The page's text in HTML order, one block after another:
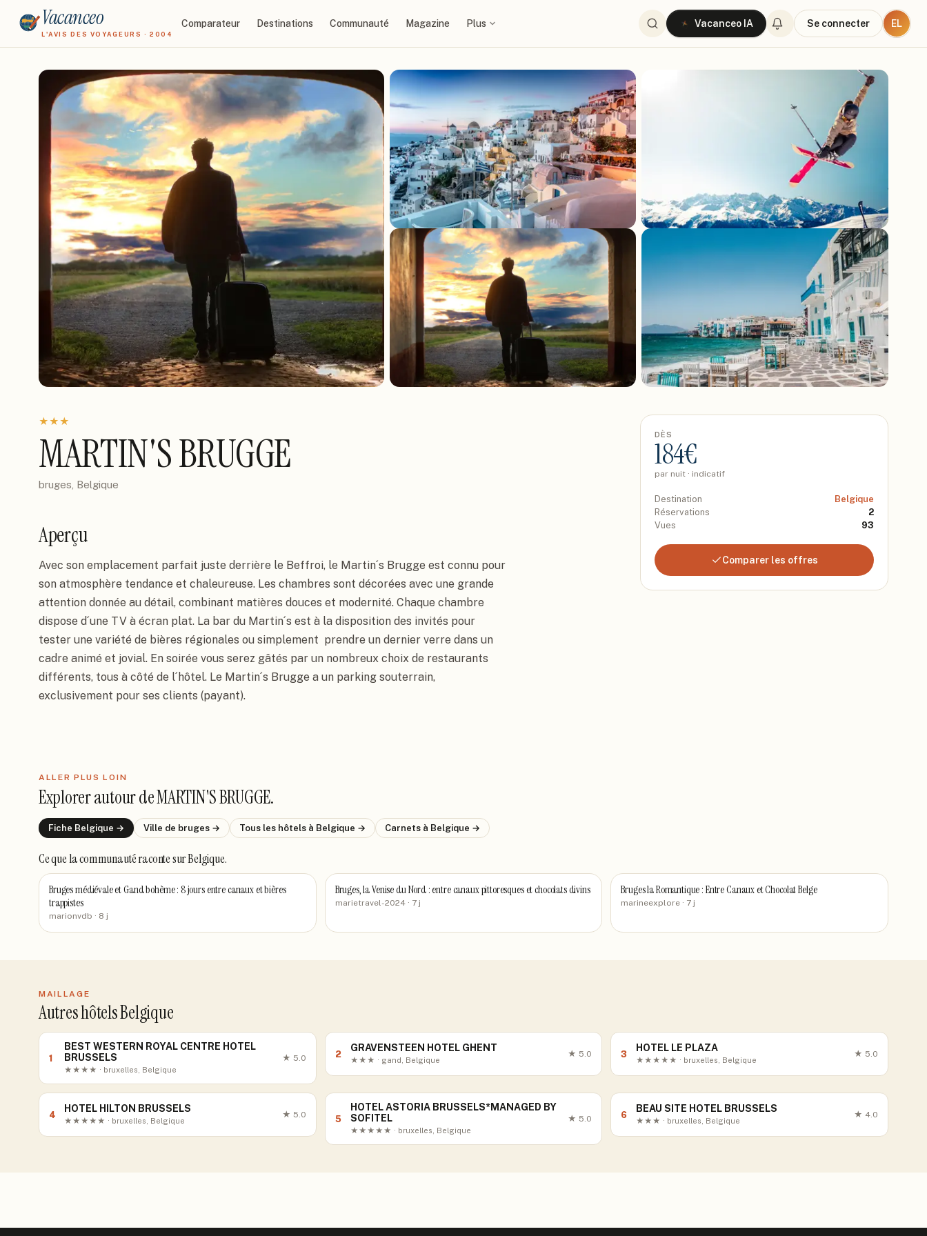
Vacanceo
L'AVIS DES VOYAGEURS · 2004
Comparateur Destinations Communauté Magazine Plus Vacanceo IA Se connecter EL
★★★
MARTIN'S BRUGGE
bruges, Belgique
Aperçu
Avec son emplacement parfait juste derrière le Beffroi, le Martin´s Brugge est connu pour
son atmosphère tendance et chaleureuse. Les chambres sont décorées avec une grande
attention donnée au détail, combinant matières douces et modernité. Chaque chambre
dispose d´une TV à écran plat. La bar du Martin´s est à la disposition des invités pour
tester une variété de bières régionales ou simplement  prendre un dernier verre dans un
cadre animé et jovial. En soirée vous serez gâtés par un nombreux choix de restaurants
différents, tous à côté de l´hôtel. Le Martin´s Brugge a un parking souterrain,
exclusivement pour ses clients (payant).
DÈS
184€
par nuit · indicatif
Destination
Belgique
Réservations
2
Vues
93
Comparer les offres
ALLER PLUS LOIN
Explorer autour deMARTIN'S BRUGGE.
Fiche Belgique → Ville de bruges → Tous les hôtels à Belgique → Carnets à Belgique →
Ce que la communauté racontesur Belgique.
Bruges médiévale et Gand bohème : 8 jours entre canaux et bières
trappistes
marionvdb · 8 j
Bruges, la Venise du Nord : entre canaux pittoresques et chocolats divins
marietravel-2024· 7 j
Bruges la Romantique : Entre Canaux et Chocolat Belge
marineexplore · 7 j
MAILLAGE
Autres hôtels Belgique
1
BEST WESTERN ROYAL CENTRE HOTEL
BRUSSELS
★★★★ · bruxelles, Belgique
★ 5.0 2
GRAVENSTEEN HOTEL GHENT
★★★ · gand, Belgique
★ 5.0 3
HOTEL LE PLAZA
★★★★★ · bruxelles, Belgique
★ 5.0
4
HOTEL HILTON BRUSSELS
★★★★★ · bruxelles, Belgique
★ 5.0 5
HOTEL ASTORIA BRUSSELS*MANAGED BY
SOFITEL
★★★★★ · bruxelles, Belgique
★ 5.0 6
BEAU SITE HOTEL BRUSSELS
★★★ · bruxelles, Belgique
★ 4.0